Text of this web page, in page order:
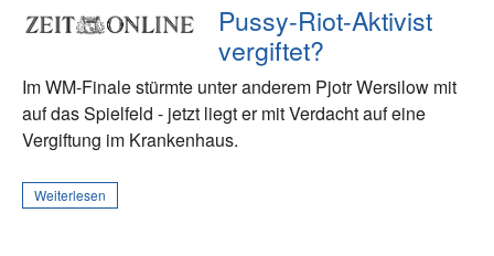
Pussy-Riot-Aktivist
vergiftet?
Im WM-Finale stürmte unter anderem Pjotr Wersilow mit
auf das Spielfeld - jetzt liegt er mit Verdacht auf eine
Vergiftung im Krankenhaus.
Weiterlesen